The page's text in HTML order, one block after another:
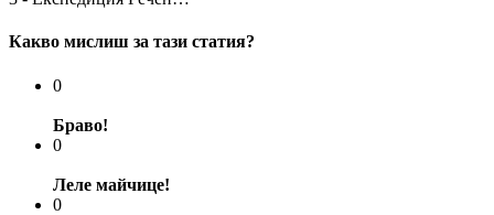
Какво мислиш за тази статия?
0
Браво!
0
Леле майчице!
0